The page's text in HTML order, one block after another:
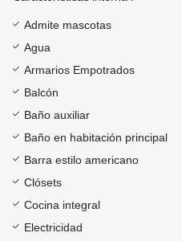
Admite mascotas
Agua
Armarios Empotrados
Balcón
Baño auxiliar
Baño en habitación principal
Barra estilo americano
Clósets
Cocina integral
Electricidad